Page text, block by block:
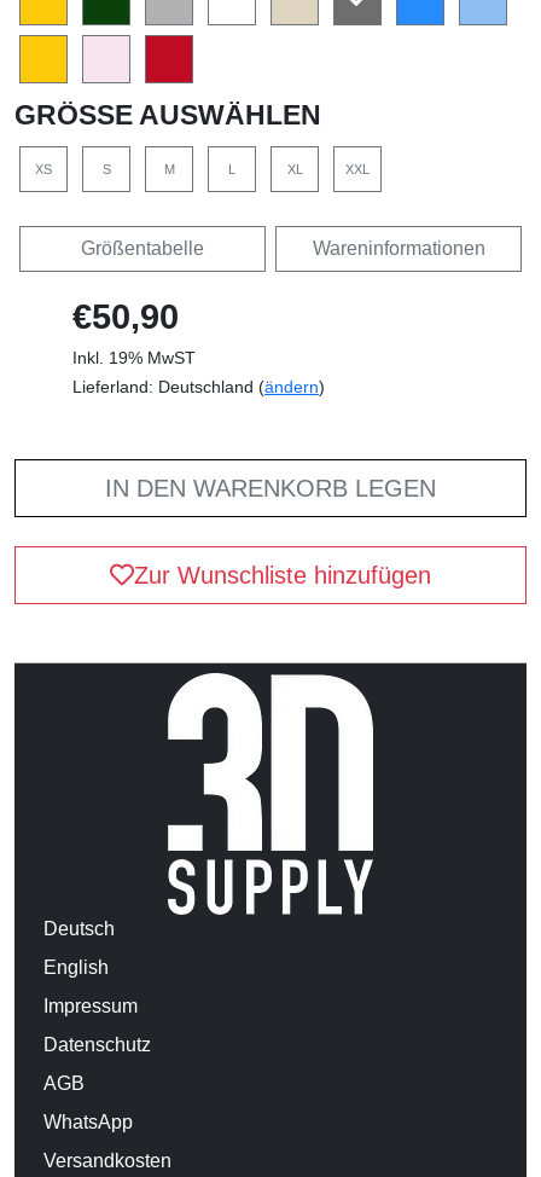
GRÖSSE AUSWÄHLEN
XS S M L XL XXL
Größentabelle Wareninformationen
€50,90
Inkl. 19% MwST
Lieferland: Deutschland (ändern)
IN DEN WARENKORB LEGEN
Zur Wunschliste hinzufügen
Deutsch
English
Impressum
Datenschutz
AGB
WhatsApp
Versandkosten